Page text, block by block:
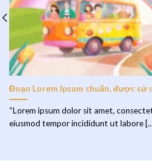
Đoạn Lorem Ipsum chuẩn, được sử
“Lorem ipsum dolor sit amet,
eiusmod tempor incididunt ut labore